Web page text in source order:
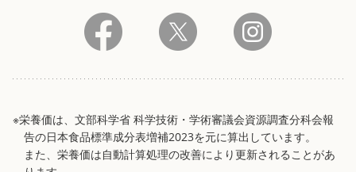
※栄養価は、文部科学省 科学技術・学術審議会資源調査分科会報
告の日本食品標準成分表増補2023を元に算出しています。
また、栄養価は自動計算処理の改善により更新されることがあ